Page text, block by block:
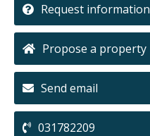
Request information
Propose a property
Send email
031782209